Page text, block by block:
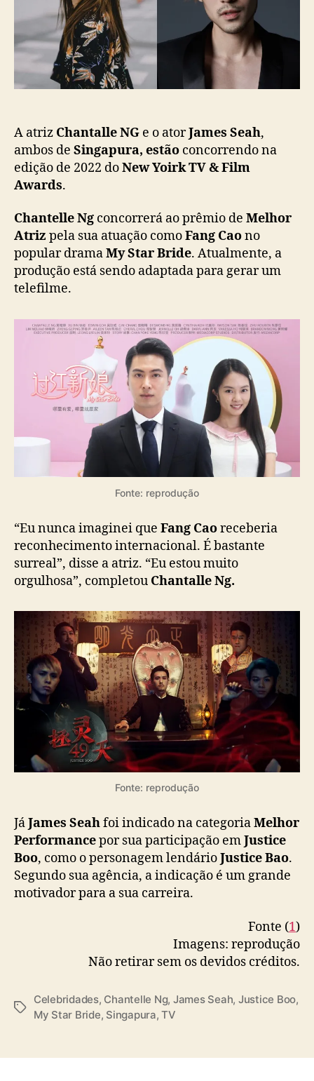
t
l
l
N
g
m
e
s
h
s
ã
o
d
i
a
d
o
s
a
o
r
k
T
V
F
i
l
m
A
w
a
r
d
s
A atriz Chantalle NG e o atorJames Seah,
ambos de Singapura, estão concorrendo na
edição de 2022 doNew Yoirk TV & Film
Awards.
Chantelle Ng concorrerá ao prêmio de Melhor
Atriz pela sua atuação comoFang Caono
popular dramaMy Star Bride. Atualmente, a
produção está sendo adaptada para gerar um
telefilme.
Fonte: reprodução
“Eu nunca imaginei que Fang Caoreceberia
reconhecimento internacional. É bastante
surreal”, disse a atriz. “Eu estou muito
orgulhosa”, completou Chantalle Ng.
Fonte: reprodução
JáJames Seahfoi indicado na categoriaMelhor
Performancepor sua participação emJustice
Boo, como o personagem lendárioJustice Bao.
Segundo sua agência, a indicação é um grande
motivador para a sua carreira.
Fonte (1)
Imagens: reprodução
Não retirar sem os devidos créditos.
T
Celebridades, Chantelle Ng, James Seah, Justice Boo,
My Star Bride, Singapura,TV